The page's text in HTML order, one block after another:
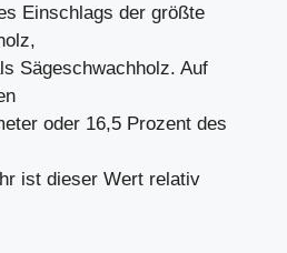
Einschlags der größte
Sägeschwachholz. Auf
oder 16,5 Prozent des
ist dieser Wert relativ